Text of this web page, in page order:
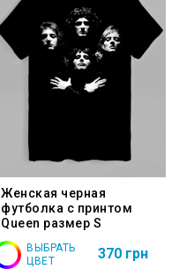
Женская черная
футболка с принтом
Queen размер S
ВЫБРАТЬ
ЦВЕТ
370 грн